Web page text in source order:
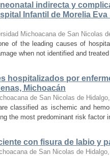
indirecta y
Infantil de Morelia
Michoacana de San Nicolas
of the leading causes of
when not identified and
hospitalizados por
Michoacán
de San Nicolas de Hidalgo
classified as ischemic and
the most predominant risk factor
con fisura de labio y
de San Nicolas de Hidalgo